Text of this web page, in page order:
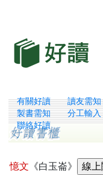
有關好讀 讀友需知
製書需知
分工輸入
聯絡好讀
憶文 《白玉崙》